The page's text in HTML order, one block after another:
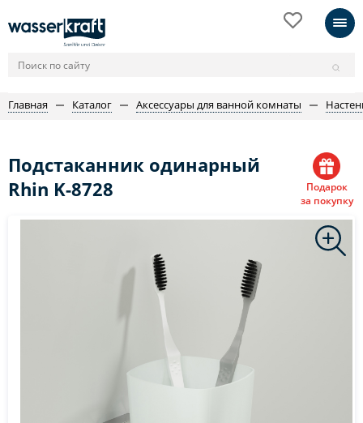
Главная Каталог Аксессуары для ванной комнаты
Подстаканник одинарный
Rhin K-8728
Подарок
за покупку